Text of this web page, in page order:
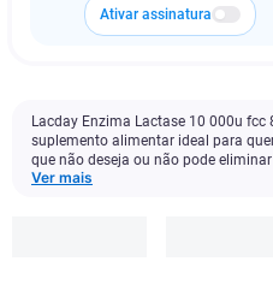
Ativar assinatura
Lacday Enzima Lactase 10 000u
suplemento alimentar ideal para
que não deseja ou não pode
Ver mais